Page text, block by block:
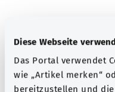
Diese Webseite
Das Portal verwendet
wie „Artikel merken“
bereitzustellen und
In
(IQWiG).
Stand:05.03.2026